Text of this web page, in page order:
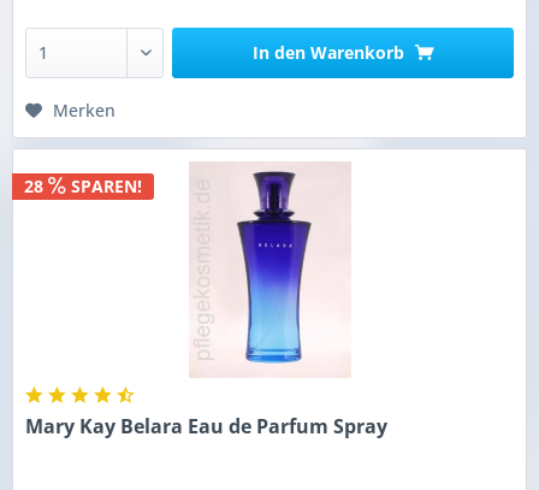
In den Warenkorb
Merken
28 SPAREN!
Mary Kay Belara Eau de Parfum Spray